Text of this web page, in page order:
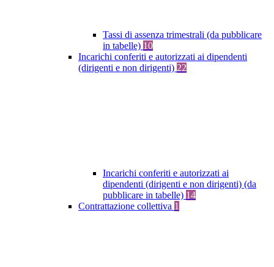
Tassi di assenza trimestrali (da pubblicare
in tabelle) 10
Incarichi conferiti e autorizzati ai dipendenti
(dirigenti e non dirigenti) 22
Incarichi conferiti e autorizzati ai
dipendenti (dirigenti e non dirigenti) (da
pubblicare in tabelle) 14
Contrattazione collettiva 1